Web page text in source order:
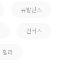
뉴발란스
컨버스
휠라